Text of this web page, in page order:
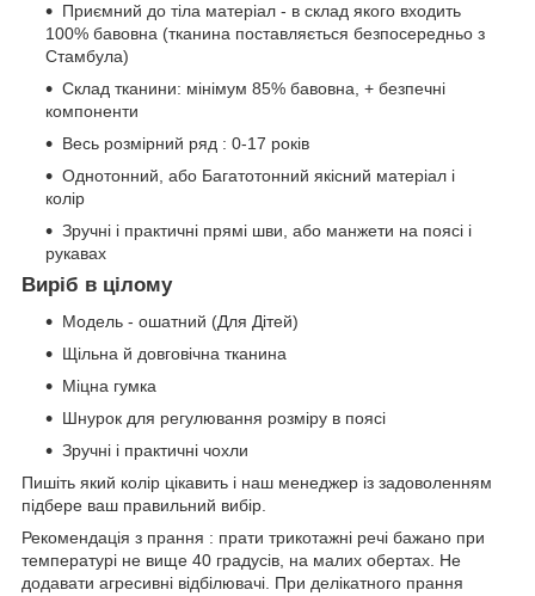
Приємний до тіла матеріал - в склад якого входить
100% бавовна (тканина поставляється безпосередньо з
Стамбула)
Склад тканини: мінімум 85% бавовна, + безпечні
компоненти
Весь розмірний ряд : 0-17 років
Однотонний, або Багатотонний якісний матеріал і
колір
Зручні і практичні прямі шви, або манжети на поясі і
рукавах
Виріб в цілому
Модель - ошатний (Для Дітей)
Щільна й довговічна тканина
Міцна гумка
Шнурок для регулювання розміру в поясі
Зручні і практичні чохли
Пишіть який колір цікавить і наш менеджер із задоволенням
підбере ваш правильний вибір.
Рекомендація з прання : прати трикотажні речі бажано при
температурі не вище 40 градусів, на малих обертах. Не
додавати агресивні відбілювачі. При делікатного прання